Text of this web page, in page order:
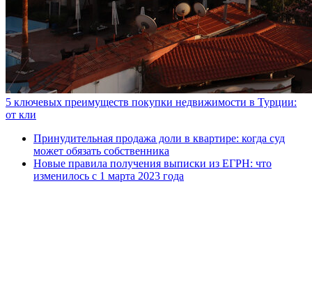
5 ключевых преимуществ покупки недвижимости в Турции:
от кли
Принудительная продажа доли в квартире: когда суд
может обязать собственника
Новые правила получения выписки из ЕГРН: что
изменилось с 1 марта 2023 года